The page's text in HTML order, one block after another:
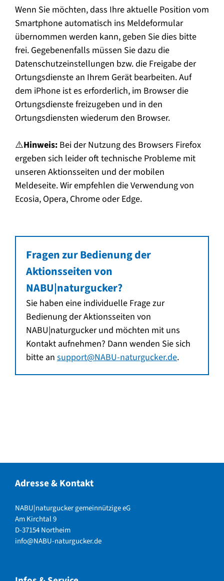
Wenn Sie möchten, dass Ihre aktuelle Position vom
Smartphone automatisch ins Meldeformular
übernommen werden kann, geben Sie dies bitte
frei. Gegebenenfalls müssen Sie dazu die
Datenschutzeinstellungen bzw. die Freigabe der
Ortungsdienste an Ihrem Gerät bearbeiten. Auf
dem iPhone ist es erforderlich, im Browser die
Ortungsdienste freizugeben und in den
Ortungsdiensten wiederum den Browser.
⚠️Hinweis: Bei der Nutzung des Browsers Firefox
ergeben sich leider oft technische Probleme mit
unseren Aktionsseiten und der mobilen
Meldeseite. Wir empfehlen die Verwendung von
Ecosia, Opera, Chrome oder Edge.
Fragen zur Bedienung der
Aktionsseiten von
NABU|naturgucker?
Sie haben eine individuelle Frage zur
Bedienung der Aktionsseiten von
NABU|naturgucker und möchten mit uns
Kontakt aufnehmen? Dann wenden Sie sich
bitte an support@NABU-naturgucker.de.
Adresse & Kontakt
NABU|naturgucker gemeinnützige eG
Am Kirchtal 9
D-37154 Northeim
info@NABU-naturgucker.de